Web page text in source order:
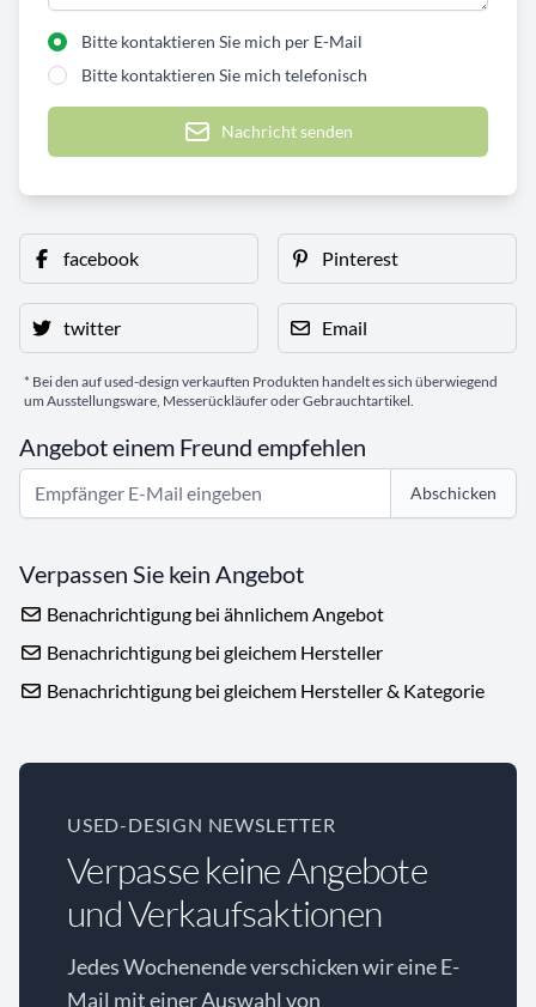
Bitte kontaktieren Sie mich per E-Mail
Bitte kontaktieren Sie mich telefonisch
Nachricht senden
facebook Pinterest
twitter Email
* Bei den auf used-design verkauften Produkten handelt es sich überwiegend
um Ausstellungsware, Messerückläufer oder Gebrauchtartikel.
Angebot einem Freund empfehlen
Abschicken
Verpassen Sie kein Angebot
Benachrichtigung bei ähnlichem Angebot
Benachrichtigung bei gleichem Hersteller
Benachrichtigung bei gleichem Hersteller & Kategorie
USED-DESIGN NEWSLETTER
Verpasse keine Angebote
und Verkaufsaktionen
Jedes Wochenende verschicken wir eine E-
Mail mit einer Auswahl von